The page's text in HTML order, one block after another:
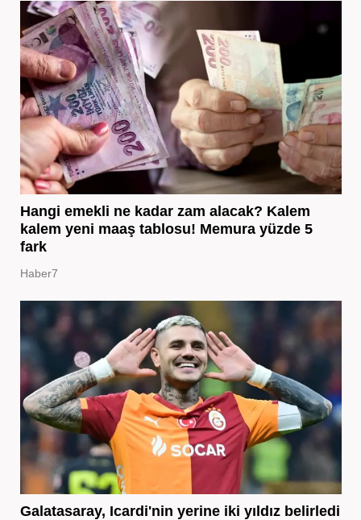
Hangi emekli ne kadar zam alacak? Kalem
kalem yeni maaş tablosu! Memura yüzde 5
fark
Haber7
Galatasaray, Icardi'nin yerine iki yıldız belirledi